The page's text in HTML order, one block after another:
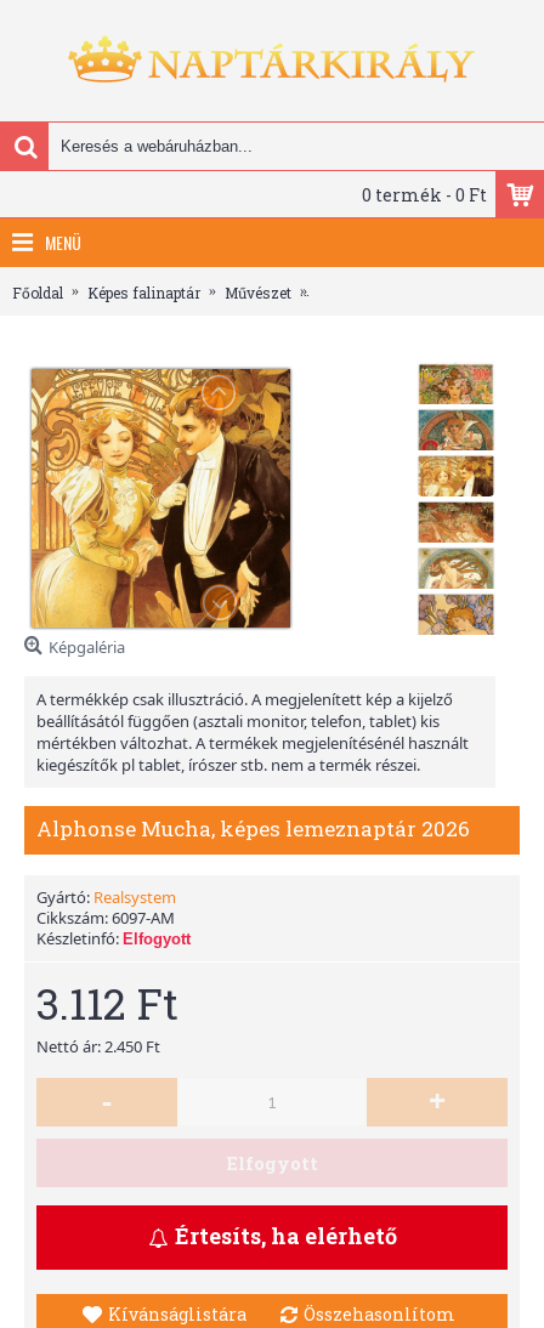
0 termék - 0 Ft
MENÜ
Főoldal Képes falinaptár Művészet
Képgaléria
A termékkép csak illusztráció. A megjelenített kép a kijelző
beállításától függően (asztali monitor, telefon, tablet) kis
mértékben változhat. A termékek megjelenítésénél használt
kiegészítők pl tablet, írószer stb. nem a termék részei.
Alphonse Mucha, képes lemeznaptár 2026
Gyártó: Realsystem
Cikkszám:6097-AM
Készletinfó: Elfogyott
3.112 Ft
Nettó ár: 2.450 Ft
- +
Elfogyott
Értesíts, ha elérhető
Kívánságlistára Összehasonlítom